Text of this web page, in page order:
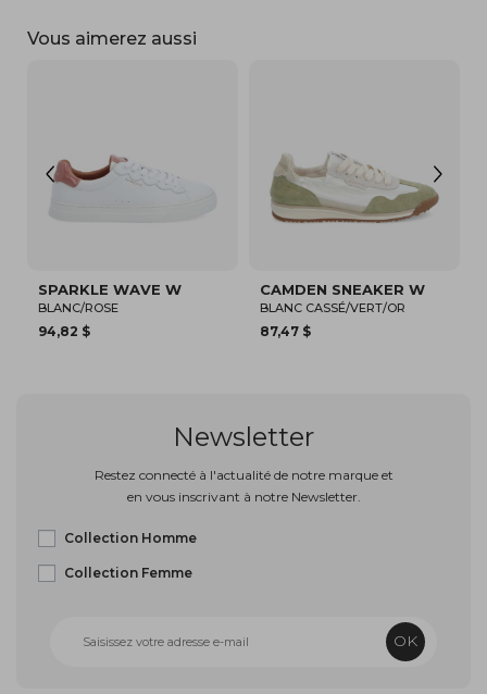
Vous aimerez aussi
CAMDEN SNEAKER W
BLANC CASSÉ/VERT/OR
87,47 $
SHEFFIELD STRAPS W
BEIGE/BRONZE
87,47 $
Newsletter
Restez connecté à l'actualité de notre marque et
en vous inscrivant à notre Newsletter.
Collection Homme
Collection Femme
OK